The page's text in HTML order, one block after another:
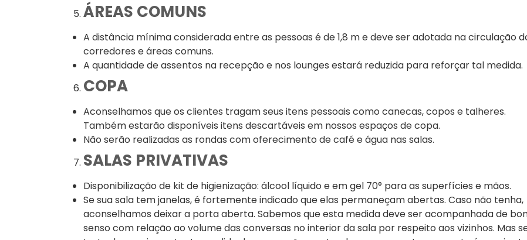
ÁREAS COMUNS
A distância mínima considerada entre as pessoas é de 1,8 m e deve ser adotada na circulação
corredores e áreas comuns.
A quantidade de assentos na recepção e nos lounges estará reduzida para reforçar tal medida.
COPA
Aconselhamos que os clientes tragam seus itens pessoais como canecas, copos e talheres.
Também estarão disponíveis itens descartáveis em nossos espaços de copa.
Não serão realizadas as rondas com oferecimento de café e água nas salas.
SALAS PRIVATIVAS
Disponibilização de kit de higienização: álcool líquido e em gel 70° para as superfícies e mãos.
Se sua sala tem janelas, é fortemente indicado que elas permaneçam abertas. Caso não tenha,
aconselhamos deixar a porta aberta. Sabemos que esta medida deve ser acompanhada de
senso com relação ao volume das conversas no interior da sala por respeito aos vizinhos. Mas